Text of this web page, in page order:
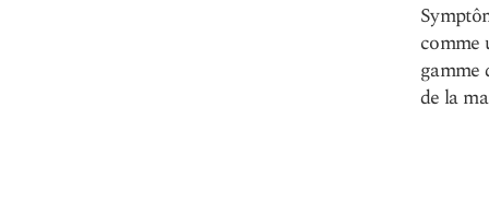
comme
gamme
de la